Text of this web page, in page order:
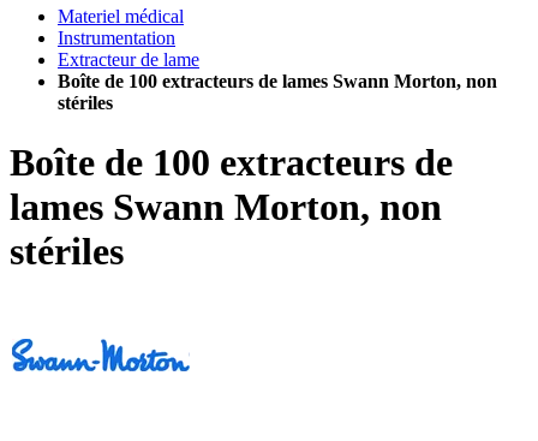
Materiel médical
Instrumentation
Extracteur de lame
Boîte de 100 extracteurs de lames Swann Morton, non
stériles
Boîte de 100 extracteurs de
lames Swann Morton, non
stériles